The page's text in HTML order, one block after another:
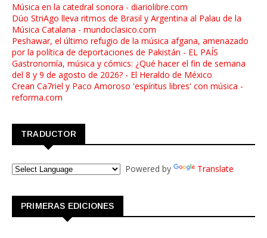
Música en la catedral sonora - diariolibre.com
Dúo StriAgo lleva ritmos de Brasil y Argentina al Palau de la
Música Catalana - mundoclasico.com
Peshawar, el último refugio de la música afgana, amenazado
por la política de deportaciones de Pakistán - EL PAÍS
Gastronomía, música y cómics: ¿Qué hacer el fin de semana
del 8 y 9 de agosto de 2026? - El Heraldo de México
Crean Ca7riel y Paco Amoroso 'espíritus libres' con música -
reforma.com
TRADUCTOR
Powered by Translate
PRIMERAS EDICIONES